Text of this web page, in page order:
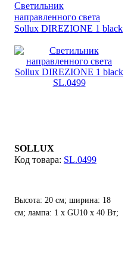
Светильник
направленного света
Sollux DIREZIONE 1 black
SOLLUX
SL.0499
Высота: 20 см; ширина: 18
см; лампа: 1 х GU10 х 40 Вт;